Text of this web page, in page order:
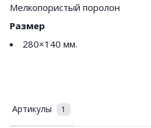
Мелкопористый поролон
Размер
280×140 мм.
Артикулы 1